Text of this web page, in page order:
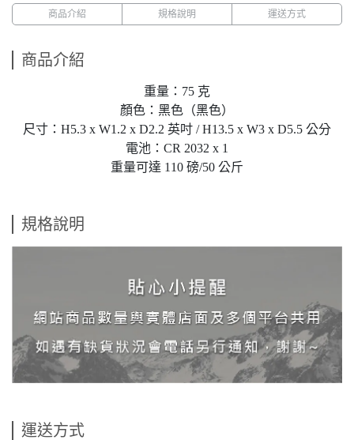
商品介紹 規格說明 運送方式
商品介紹
重量：75 克
顏色：黑色（黑色）
尺寸：H5.3 x W1.2 x D2.2 英吋 / H13.5 x W3 x D5.5 公分
電池：CR 2032 x 1
重量可達 1​​10 磅/50 公斤
規格說明
運送方式